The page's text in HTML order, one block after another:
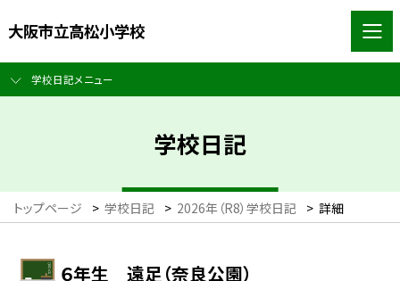
大阪市立高松小学校
学校日記メニュー
学校日記
トップページ > 学校日記 > 2026年（R8）学校日記 > 詳細
６年生 遠足（奈良公園）